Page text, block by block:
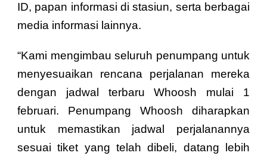
ID, papan informasi di stasiun, serta berbagai
media informasi lainnya.
“Kami mengimbau seluruh penumpang untuk
menyesuaikan rencana perjalanan mereka
dengan jadwal terbaru Whoosh mulai 1
februari. Penumpang Whoosh diharapkan
untuk memastikan jadwal perjalanannya
sesuai tiket yang telah dibeli, datang lebih